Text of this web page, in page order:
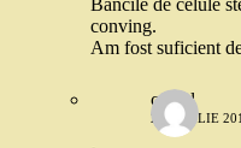
Bancile de celule
conving.
Am fost suficient
catgal
29 APRILIE